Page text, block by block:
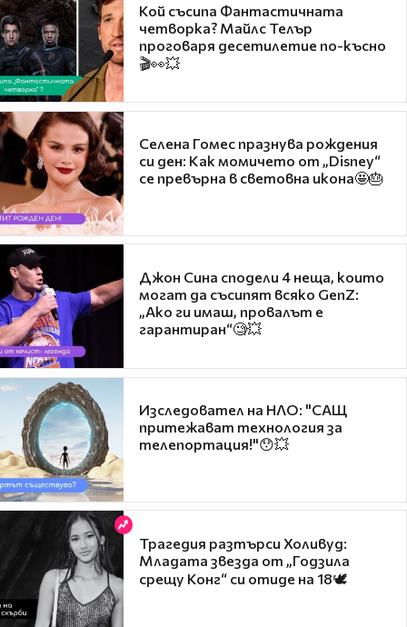
Кой съсипа Фантастичната
четворка? Майлс Телър
проговаря десетилетие по-късно
🎬👀💥
Селена Гомес празнува рождения
си ден: Как момичето от „Disney“
се превърна в световна икона🤩🎂
Джон Сина сподели 4 неща, които
могат да съсипят всяко GenZ:
„Ако ги имаш, провалът е
гарантиран“🧐💥
Изследовател на НЛО: "САЩ
притежават технология за
телепортация!"😯💥
Трагедия разтърси Холивуд:
Младата звезда от „Годзила
срещу Конг“ си отиде на 18🕊️